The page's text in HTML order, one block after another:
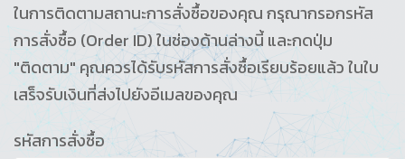
ในการติดตามสถานะการสั่งซื้อของคุณ กรุณากรอกรหัส
การสั่งซื้อ (Order ID) ในช่องด้านล่างนี้ และกดปุ่ม
"ติดตาม" คุณควรได้รับรหัสการสั่งซื้อเรียบร้อยแล้ว ในใบ
เสร็จรับเงินที่ส่งไปยังอีเมลของคุณ
รหัสการสั่งซื้อ